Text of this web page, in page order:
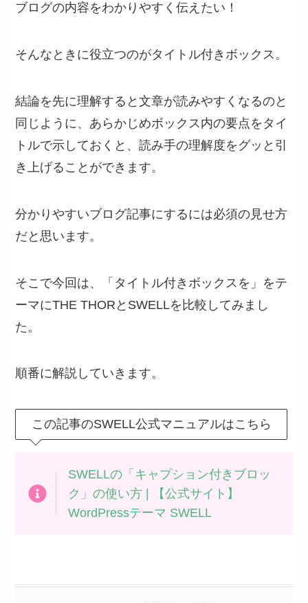
ブログの内容をわかりやすく伝えたい！
そんなときに役立つのがタイトル付きボックス。
結論を先に理解すると文章が読みやすくなるのと
同じように、あらかじめボックス内の要点をタイ
トルで示しておくと、読み手の理解度をグッと引
き上げることができます。
分かりやすいブログ記事にするには必須の見せ方
だと思います。
そこで今回は、「タイトル付きボックスを」をテ
ーマにTHE THORとSWELLを比較してみまし
た。
順番に解説していきます。
この記事のSWELL公式マニュアルはこちら
SWELLの「キャプション付きブロッ
ク」の使い方 | 【公式サイト】
WordPressテーマ SWELL